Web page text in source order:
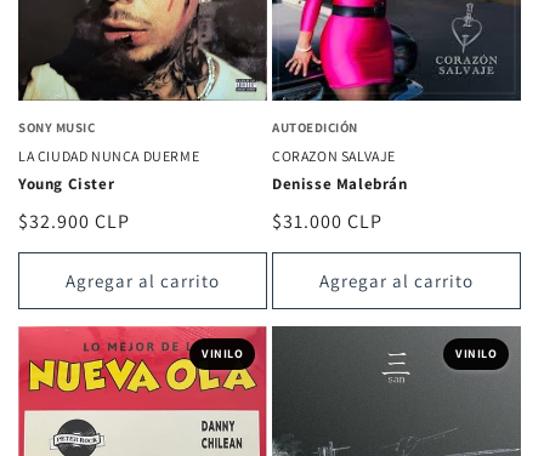
SONY MUSIC
LA CIUDAD NUNCA DUERME
Young Cister
Precio
habitual
$32.900 CLP
Agregar al carrito
AUTOEDICIÓN
CORAZON SALVAJE
Denisse Malebrán
Precio
habitual
$31.000 CLP
Agregar al carrito
VINILO VINILO